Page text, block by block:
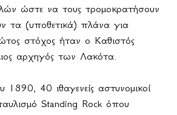
ώστε να τους τρομοκρατήσουν
τα (υποθετικά) πλάνα για
στόχος ήταν ο Καθιστός
αρχηγός των Λακότα.
1890, 40 ιθαγενείς αστυνομικοί
Standing Rock όπου